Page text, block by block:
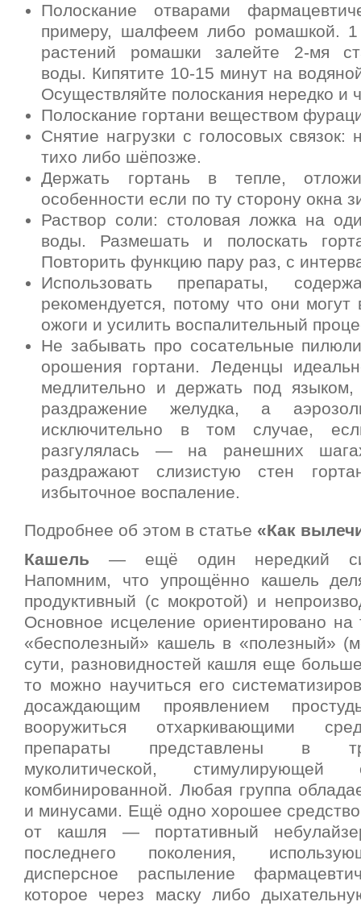
Полоскание отварами
примеру, шалфеем либо ромашкой. 1
растений ромашки залейте 2-мя
воды. Кипятите 10-15 минут на
Осуществляйте полоскания нередко и
Полоскание гортани веществом
Снятие нагрузки с голосовых связок:
тихо либо шёпозже.
Держать гортань в тепле,
особенности если по ту сторону окна
Раствор соли: столовая ложка на
воды. Размешать и полоскать
Повторить функцию пару раз, с
Использовать препараты,
рекомендуется, потому что они
ожоги и усилить воспалительный
Не забывать про сосательные
орошения гортани. Леденцы
медлительно и держать под
раздражение желудка, а
исключительно в том случае,
разгулялась — на ранешних
раздражают слизистую стен
избыточное воспаление.
Подробнее об этом в статье «Как
Кашель — ещё один нередкий
Напомним, что упрощённо кашель
продуктивный (с мокротой) и
Основное исцеление ориентировано на
«бесполезный» кашель в «полезный»
сути, разновидностей кашля еще
то можно научиться его
досаждающим проявлением
вооружиться отхаркивающими
препараты представлены в
муколитической, стимулирующей
комбинированной. Любая группа
и минусами. Ещё одно хорошее
от кашля — портативный
последнего поколения,
дисперсное распыление
которое через маску либо